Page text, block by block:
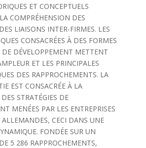
ET CONCEPTUELS
COMPRÉHENSION DES
LIAISONS INTER-FIRMES. LES
CONSACRÉES À DES FORMES
DE DÉVELOPPEMENT METTENT
ET LES PRINCIPALES
DES RAPPROCHEMENTS. LA
EST CONSACRÉE À LA
STRATÉGIES DE
MENÉES PAR LES ENTREPRISES
ALLEMANDES, CECI DANS UNE
FONDÉE SUR UN
5 286 RAPPROCHEMENTS,